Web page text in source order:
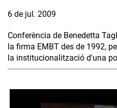
6 de jul. 2009
Conferència de Benedetta
la firma EMBT des de 1992,
la institucionalització d'una